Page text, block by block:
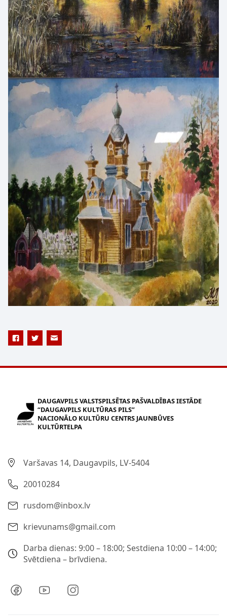
DAUGAVPILS VALSTSPILSĒTAS PAŠVALDĪBAS IESTĀDE
“DAUGAVPILS KULTŪRAS PILS”
NACIONĀLO KULTŪRU CENTRS JAUNBŪVES
KULTŪRTELPA
Varšavas 14, Daugavpils, LV-5404
20010284
rusdom@inbox.lv
krievunams@gmail.com
Darba dienas: 9:00 – 18:00; Sestdiena 10:00 – 14:00;
Svētdiena – brīvdiena.